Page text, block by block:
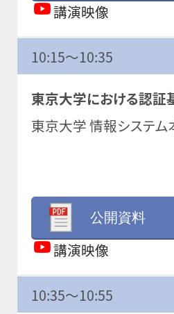
講演映像
10:15～10:35
東京大学における認証
東京大学 情報システム
公開資料
講演映像
10:35～10:55